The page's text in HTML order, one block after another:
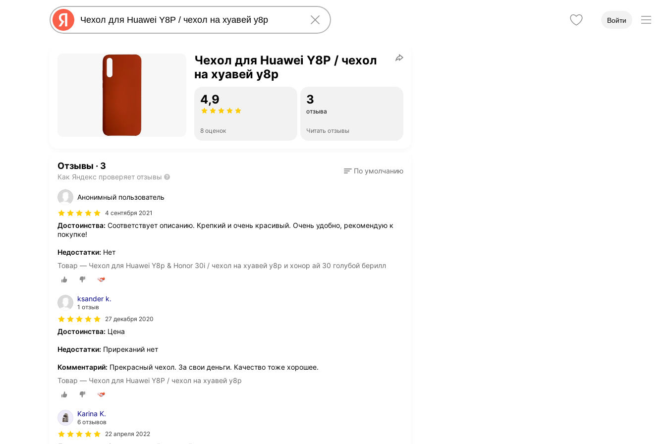
Войти
Чехол для Huawei Y8P / чехол
на хуавей y8p
4,9
8 оценок
3
отзыва
Читать отзывы
Отзывы · 3
Как Яндекс проверяет отзывы
По умолчанию
Анонимный пользователь
4 сентября 2021
Достоинства: Соответствует описанию. Крепкий и очень красивый. Очень удобно, рекомендую к
покупке!
Недостатки: Нет
Товар — Чехол для Huawei Y8p & Honor 30i / чехол на хуавей y8p и хонор ай 30 голубой берилл
ksander k.
1 отзыв
27 декабря 2020
Достоинства: Цена
Недостатки: Приреканий нет
Комментарий: Прекрасный чехол. За свои деньги. Качество тоже хорошее.
Товар — Чехол для Huawei Y8P / чехол на хуавей y8p
Karina K.
6 отзывов
22 апреля 2022